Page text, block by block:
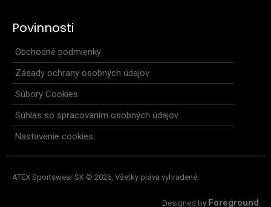
Povinnosti
Obchodné podmienky
Zásady ochrany osobných údajov
Súbory Cookies
Súhlas so spracovaním osobných údajov
Nastavenie cookies
ATEX Sportswear SK © 2026, Všetky práva vyhradené.
Designed by Foreground